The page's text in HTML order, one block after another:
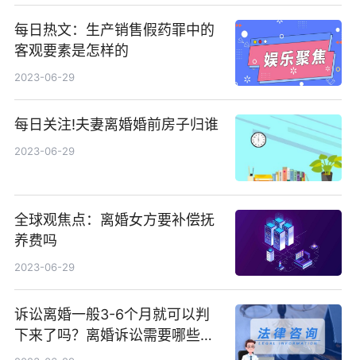
每日热文：生产销售假药罪中的
客观要素是怎样的
2023-06-29
每日关注!夫妻离婚婚前房子归谁
2023-06-29
全球观焦点：离婚女方要补偿抚
养费吗
2023-06-29
诉讼离婚一般3-6个月就可以判
下来了吗？离婚诉讼需要哪些材
料？ 当前简讯